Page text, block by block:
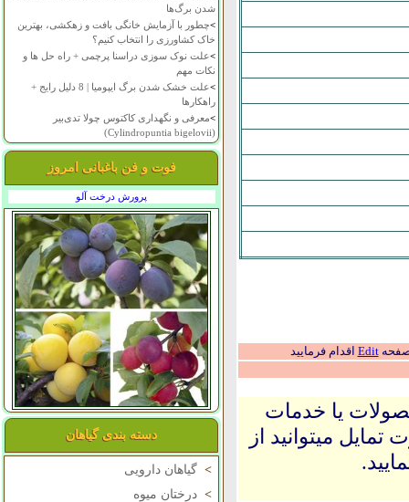
شدن برگ‌ها
>چطور با آزمایش خانگی بافت و زهکشی، بهترین
خاک کشاورزی را انتخاب کنیم؟
>علت نوک سوزی دراسنا پرچمی + راه حل ها و
نکات مهم
>
علت خشک شدن برگ ایپومیا | 8 دلیل رایج +
راهکارها
>معرفی و نگهداری کاکتوس چولا تدی‌بیر
(Cylindropuntia bigelovii)
فوت و فن باغبانی امروز
پرورش درخت آلو
دسته بندی گیاهان
> گیاهان دارویی
> درختان میوه
صفحهEdit اقدام فرمایید
یا خدمات
میتوانید از